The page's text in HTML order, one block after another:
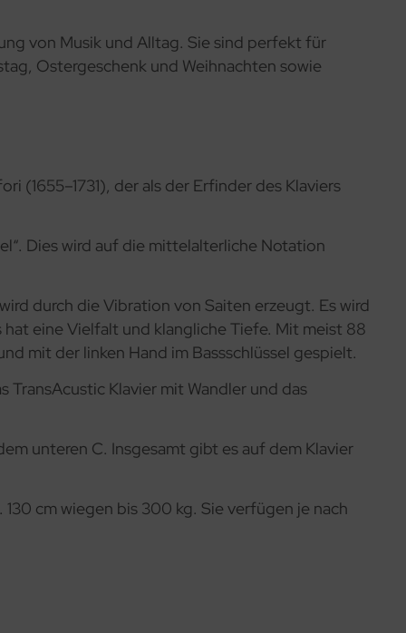
von Musik und Alltag. Sie sind perfekt für
Ostergeschenk und Weihnachten sowie
(1655–1731), der als der Erfinder des Klaviers
Dies wird auf die mittelalterliche Notation
durch die Vibration von Saiten erzeugt. Es wird
eine Vielfalt und klangliche Tiefe. Mit meist 88
mit der linken Hand im Bassschlüssel gespielt.
Klavier mit Wandler und das
unteren C. Insgesamt gibt es auf dem Klavier
130 cm wiegen bis 300 kg. Sie verfügen je nach